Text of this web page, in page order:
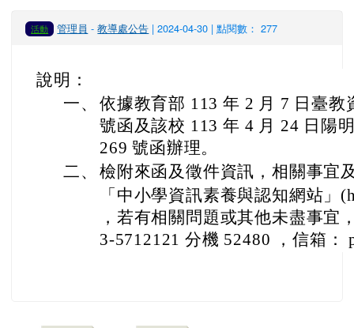
活動 管理員 -教導處公告 | 2024-04-30 | 點閱數： 277
說明：
一、 依據教育部 113 年 2 月 7 日臺教
號函及該校 113 年 4 月 24 日陽
269 號函辦理。
二、 檢附來函及徵件資訊，相關事宜
「中小學資訊素養與認知網站」
，若有相關問題或其他未盡事宜
3-5712121 分機 52480 ，信箱：